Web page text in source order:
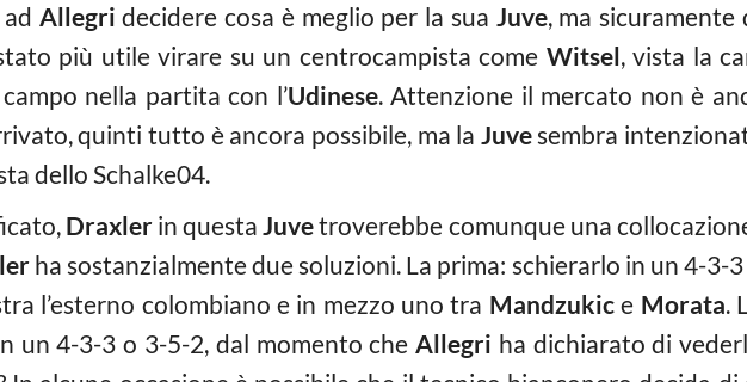
Allegri decidere cosa è meglio per la sua Juve, ma sicuramente
più utile virare su un centrocampista come Witsel, vista la
nella partita con l’Udinese. Attenzione il mercato non è
quinti tutto è ancora possibile, ma la Juvesembra
dello Schalke04.
Draxler in questaJuvetroverebbe comunque una
ha sostanzialmente due soluzioni. La prima: schierarlo in un 4-3-
l’esterno colombiano e in mezzo uno tra Mandzukice Morata.
un 4-3-3 o 3-5-2, dal momento cheAllegri ha dichiarato di